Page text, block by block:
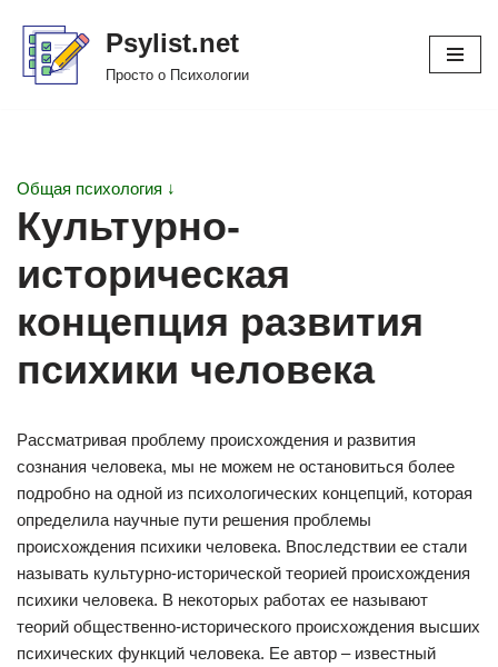
Перейти
Psylist.net
Просто о Психологии
Общая психология ↓
Культурно-
историческая
концепция развития
психики человека
Рассматривая проблему происхождения и развития
сознания человека, мы не можем не остановиться более
подробно на одной из психологических концепций, которая
определила научные пути решения проблемы
происхождения психики человека. Впоследствии ее стали
называть культурно-исторической теорией происхождения
психики человека. В некоторых работах ее называют
теорий общественно-исторического происхождения высших
психических функций человека. Ее автор – известный